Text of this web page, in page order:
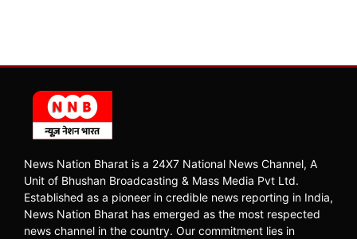
News Nation Bharat is a 24X7 National News Channel, A
Unit of Bhushan Broadcasting & Mass Media Pvt Ltd.
Established as a pioneer in credible news reporting in India,
News Nation Bharat has emerged as the most respected
news channel in the country. Our commitment lies in